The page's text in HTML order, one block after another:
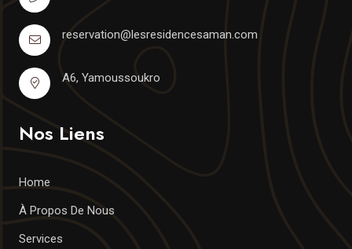
reservation@lesresidencesaman.com
A6, Yamoussoukro
Nos Liens
Home
À Propos De Nous
Services